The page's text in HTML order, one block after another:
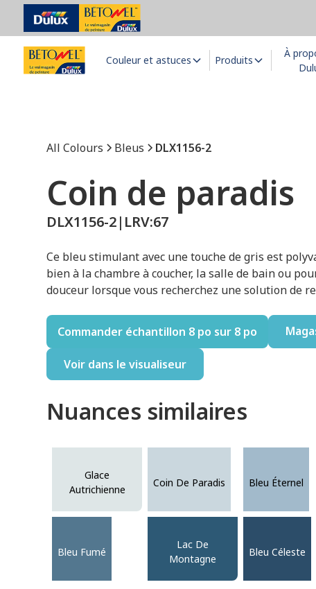
Couleur et astuces Produits
À
All Colours Bleus DLX1156-2
Coin de paradis
DLX1156-2| LRV:67
Ce bleu stimulant avec une touche de gris est
bien à la chambre à coucher, la salle de bain ou
douceur lorsque vous recherchez une solution de
Commander échantillon 8 po sur 8 po
Voir dans le visualiseur
Nuances similaires
Glace
Autrichienne
Coin De Paradis Bleu Éternel
Bleu Fumé
Lac De
Montagne
Bleu Céleste